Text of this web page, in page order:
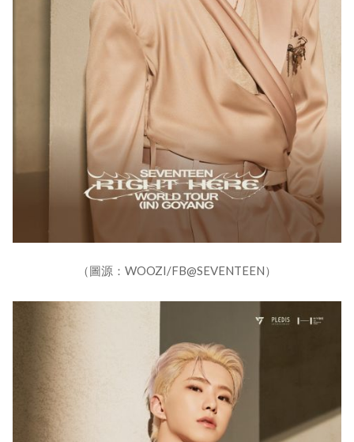
（圖源：WOOZI/FB@SEVENTEEN）